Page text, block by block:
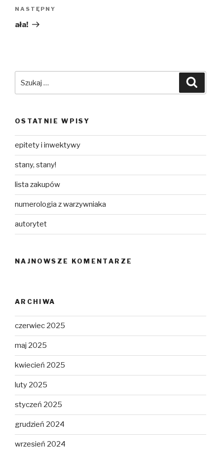
Następny
wpis
NASTĘPNY
ała!
OSTATNIE WPISY
epitety i inwektywy
stany, stany!
lista zakupów
numerologia z warzywniaka
autorytet
NAJNOWSZE KOMENTARZE
ARCHIWA
czerwiec 2025
maj 2025
kwiecień 2025
luty 2025
styczeń 2025
grudzień 2024
wrzesień 2024